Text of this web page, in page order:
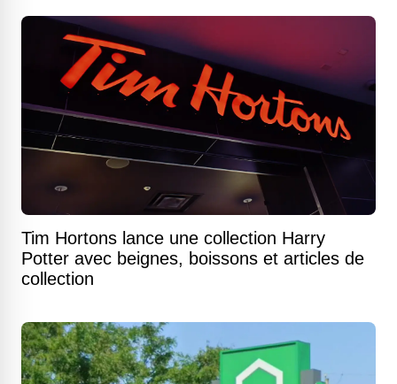
Tim Hortons lance une collection Harry
Potter avec beignes, boissons et articles de
collection